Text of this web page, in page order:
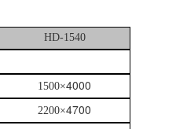
HD-1540
1500×4000
2200×4700